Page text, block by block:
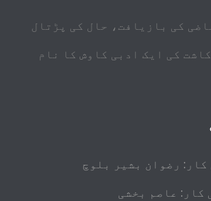
کی بازیافت، حال کی پڑتال
کی ایک ادبی کاوش کا نام
رضوان بشیر بلوچ
کار: عاصم بخشی